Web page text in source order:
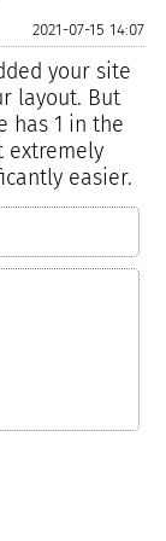
2021-07-15 14:07
your site
layout. But
has 1 in the
extremely
easier.